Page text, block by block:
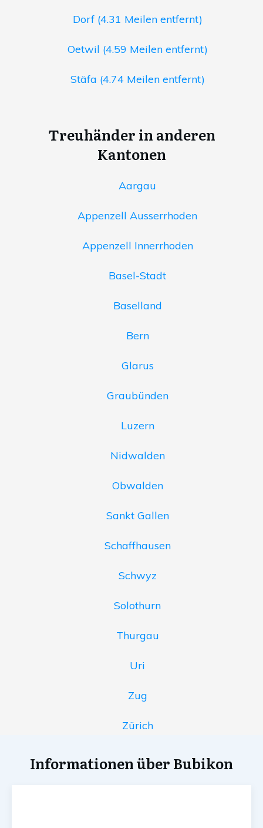
Dorf (4.31 Meilen entfernt)
Oetwil (4.59 Meilen entfernt)
Stäfa (4.74 Meilen entfernt)
Treuhänder in anderen
Kantonen
Aargau
Appenzell Ausserrhoden
Appenzell Innerrhoden
Basel-Stadt
Baselland
Bern
Glarus
Graubünden
Luzern
Nidwalden
Obwalden
Sankt Gallen
Schaffhausen
Schwyz
Solothurn
Thurgau
Uri
Zug
Zürich
Informationen über Bubikon